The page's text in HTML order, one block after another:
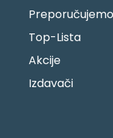
Preporučujemo
Top-Lista
Akcije
Izdavači